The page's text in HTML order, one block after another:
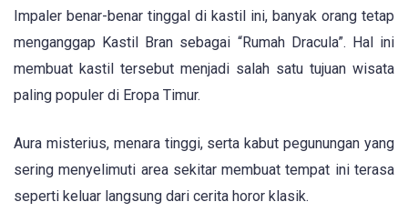
Impaler benar-benar tinggal di kastil ini, banyak orang tetap
menganggap Kastil Bran sebagai “Rumah Dracula”. Hal ini
membuat kastil tersebut menjadi salah satu tujuan wisata
paling populer di Eropa Timur.
Aura misterius, menara tinggi, serta kabut pegunungan yang
sering menyelimuti area sekitar membuat tempat ini terasa
seperti keluar langsung dari cerita horor klasik.